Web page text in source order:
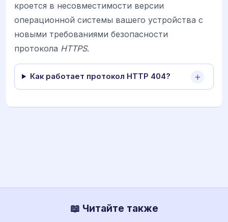
кроется в несовместимости версии
операционной системы вашего устройства с
новыми требованиями безопасности
протокола HTTPS.
Как работает протокол HTTP 404?
📖 Читайте также